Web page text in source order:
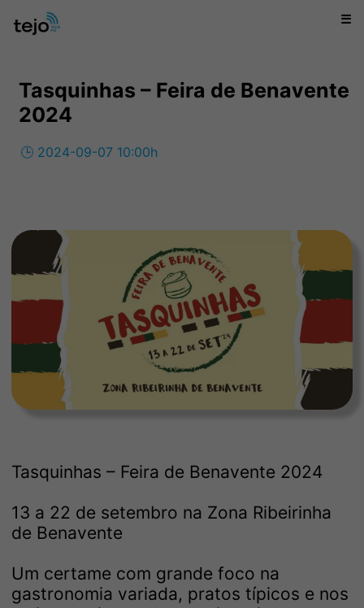
☰
Tasquinhas – Feira de Benavente
2024
🕒 2024-09-07 10:00h
Tasquinhas – Feira de Benavente 2024
13 a 22 de setembro na Zona Ribeirinha
de Benavente
Um certame com grande foco na
gastronomia variada, pratos típicos e nos